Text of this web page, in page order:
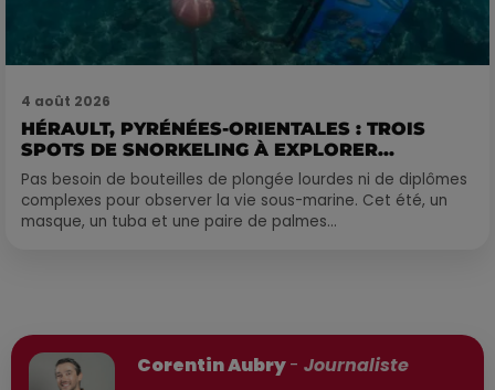
4 août 2026
HÉRAULT, PYRÉNÉES-ORIENTALES : TROIS
SPOTS DE SNORKELING À EXPLORER...
Pas besoin de bouteilles de plongée lourdes ni de diplômes
complexes pour observer la vie sous-marine. Cet été, un
masque, un tuba et une paire de palmes...
Corentin Aubry- Journaliste